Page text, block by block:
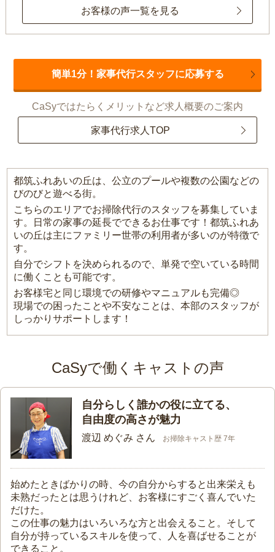
お客様の声一覧を見る
簡単1分！家事代行スタッフに応募する
CaSyではたらくメリットなど求人概要のご案内
家事代行求人TOP
都筑ふれあいの丘は、公立のプールや複数の公園などの
びのびと遊べる街。
こちらのエリアでお掃除代行のスタッフを募集していま
す。日常の家事の延長でできるお仕事です！都筑ふれあ
いの丘は主にファミリー世帯の利用者が多いのが特徴で
す。
自分でシフトを決められるので、単発で空いている時間
に働くことも可能です。
お客様宅と同じ環境での研修やマニュアルも完備◎
現場での困ったことや不安なことは、本部のスタッフが
しっかりサポートします！
CaSyで働くキャストの声
自分らしく誰かの役に立てる、
自由度の高さが魅力
渡辺 めぐみ さん お掃除キャスト歴 7年
始めたときばかりの時、今の自分からすると出来栄えも
未熟だったとは思うけれど、お客様にすごく喜んでいた
だけた。
この仕事の魅力はいろいろな方と出会えること。そして
自分が持っているスキルを使って、人を喜ばせることが
できること。